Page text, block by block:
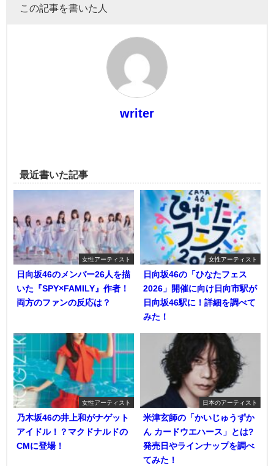
この記事を書いた人
writer
最近書いた記事
女性アーティスト
日向坂46のメンバー26人を描
いた『SPY×FAMILY』作者！
両方のファンの反応は？
女性アーティスト
日向坂46の「ひなたフェス
2026」開催に向け日向市駅が
日向坂46駅に！詳細を調べて
みた！
女性アーティスト
乃木坂46の井上和がナゲット
アイドル！？マクドナルドの
CMに登場！
日本のアーティスト
米津玄師の「かいじゅうずか
ん カードウエハース」とは?
発売日やラインナップを調べ
てみた！